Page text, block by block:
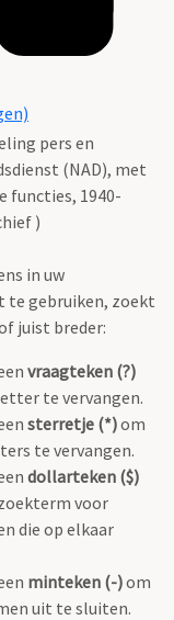
pers en
(NAD), met
functies, 1940-
)
in uw
te gebruiken, zoekt
juist breder:
vraagteken (?)
te vervangen.
sterretje (*)om
te vervangen.
dollarteken ($)
voor
die op elkaar
minteken (-)om
uit te sluiten.